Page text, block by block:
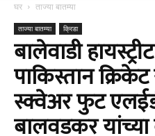
घर ताज्या बातम्या
ताज्या बातम्या क्रिडा
बालेवाडी
पाकिस्तान
स्क्वेअर फुट
बालवडकर